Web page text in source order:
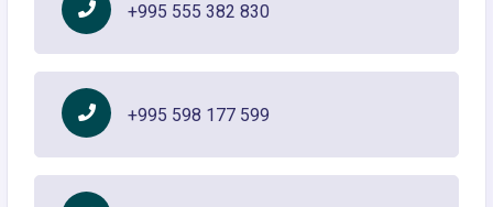
+995 555 382 830
+995 598 177 599